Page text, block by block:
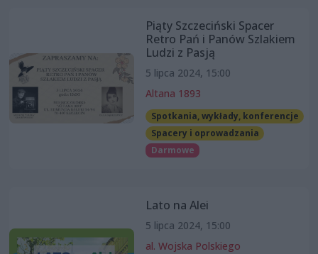
Piąty Szczeciński Spacer
Retro Pań i Panów Szlakiem
Ludzi z Pasją
5 lipca 2024, 15:00
Altana 1893
Spotkania, wykłady, konferencje
Spacery i oprowadzania
Darmowe
Lato na Alei
5 lipca 2024, 15:00
al. Wojska Polskiego